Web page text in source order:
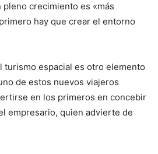
crecimiento es «más
hay que crear el entorno
turismo espacial es otro elemento
de estos nuevos viajeros
en los primeros en concebir
empresario, quien advierte de